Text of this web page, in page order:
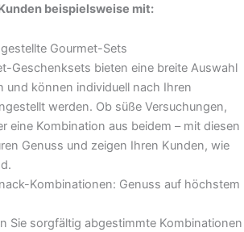
beispielsweise mit:
Gourmet-Sets
Geschenksets bieten eine breite Auswahl
und können individuell nach Ihren
werden. Ob süße Versuchungen,
eine Kombination aus beidem – mit diesen
Genuss und zeigen Ihren Kunden, wie
Kombinationen: Genuss auf höchstem
Sie sorgfältig abgestimmte Kombinationen